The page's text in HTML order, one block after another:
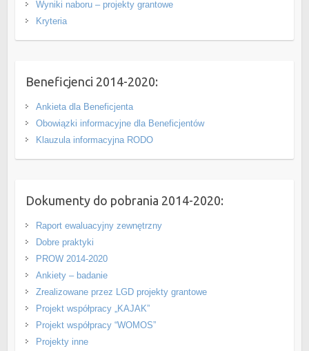
Wyniki naboru – projekty grantowe
Kryteria
Beneficjenci 2014-2020:
Ankieta dla Beneficjenta
Obowiązki informacyjne dla Beneficjentów
Klauzula informacyjna RODO
Dokumenty do pobrania 2014-2020:
Raport ewaluacyjny zewnętrzny
Dobre praktyki
PROW 2014-2020
Ankiety – badanie
Zrealizowane przez LGD projekty grantowe
Projekt współpracy „KAJAK”
Projekt współpracy “WOMOS”
Projekty inne